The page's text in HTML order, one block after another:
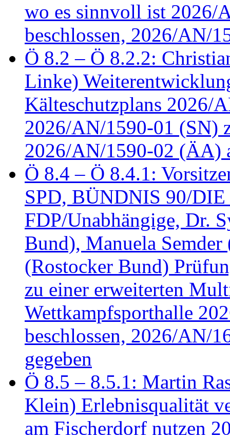
wo es sinnvoll ist 2026/
beschlossen, 2026/AN/
Ö 8.2 – Ö 8.2.2:
Linke)
Kälteschutzplans 2026/
2026/AN/1590-01 (SN)
2026/AN/1590-02 (ÄA)
Ö 8.4 – Ö 8.4.1:
SPD, BÜNDNIS 90/
FDP/Unabhängige, Dr.
Bund), Manuela
(Rostocker Bund)
zu einer erweiterten
Wettkampfsporthalle
beschlossen, 2026/AN/
gegeben
Ö 8.5 – 8.5.1: Martin
Klein) Erlebnisqualität
am Fischerdorf nutzen